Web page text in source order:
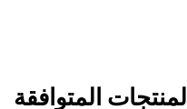
المنتجات المتوافقة